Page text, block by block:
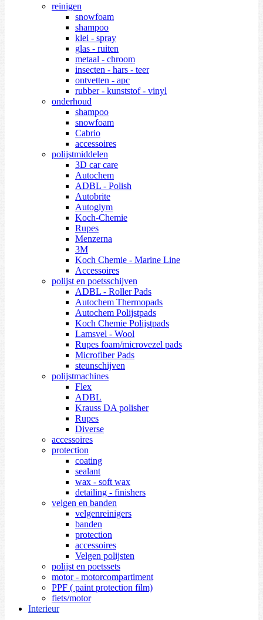
reinigen
snowfoam
shampoo
klei - spray
glas - ruiten
metaal - chroom
insecten - hars - teer
ontvetten - apc
rubber - kunststof - vinyl
onderhoud
shampoo
snowfoam
Cabrio
accessoires
polijstmiddelen
3D car care
Autochem
ADBL - Polish
Autobrite
Autoglym
Koch-Chemie
Rupes
Menzerna
3M
Koch Chemie - Marine Line
Accessoires
polijst en poetsschijven
ADBL - Roller Pads
Autochem Thermopads
Autochem Polijstpads
Koch Chemie Polijstpads
Lamsvel - Wool
Rupes foam/microvezel pads
Microfiber Pads
steunschijven
polijstmachines
Flex
ADBL
Krauss DA polisher
Rupes
Diverse
accessoires
protection
coating
sealant
wax - soft wax
detailing - finishers
velgen en banden
velgenreinigers
banden
protection
accessoires
Velgen polijsten
polijst en poetssets
motor - motorcompartiment
PPF ( paint protection film)
fiets/motor
Interieur